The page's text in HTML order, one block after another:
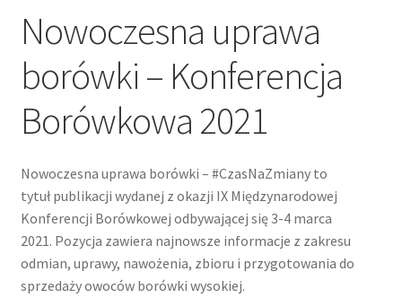
Nowoczesna uprawa
borówki – Konferencja
Borówkowa 2021
Nowoczesna uprawa borówki – #CzasNaZmiany to
tytuł publikacji wydanej z okazji IX Międzynarodowej
Konferencji Borówkowej odbywającej się 3-4 marca
2021. Pozycja zawiera najnowsze informacje z zakresu
odmian, uprawy, nawożenia, zbioru i przygotowania do
sprzedaży owoców borówki wysokiej.